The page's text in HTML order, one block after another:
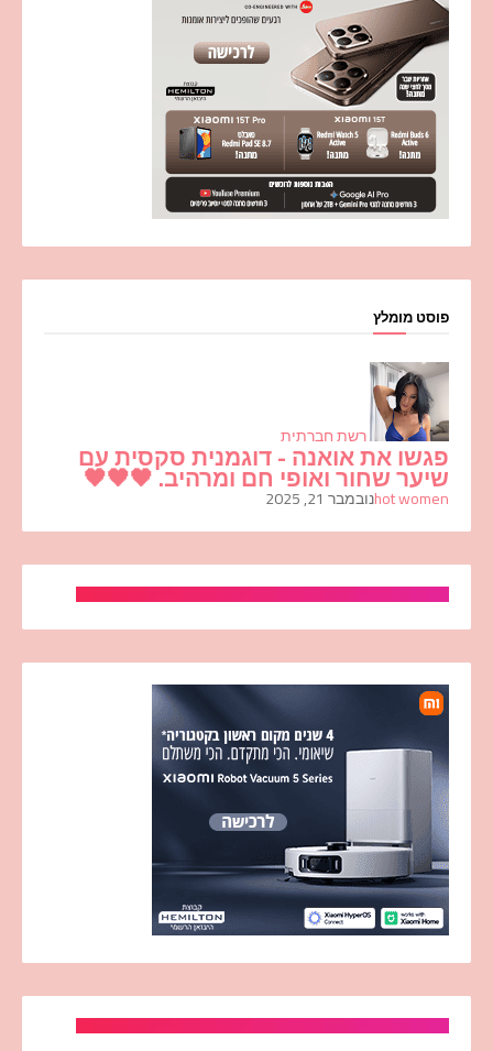
פוסט מומלץ
רשת חברתית
פגשו את אואנה - דוגמנית סקסית עם
שיער שחור ואופי חם ומרהיב. 🖤🖤🖤
hot womenנובמבר 21, 2025